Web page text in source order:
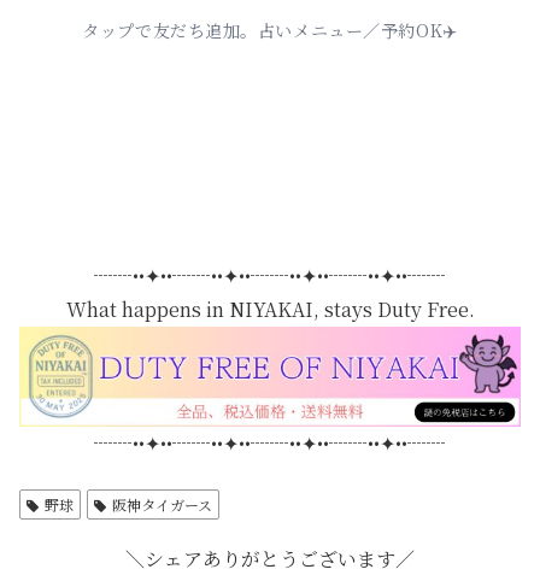
タップで友だち追加。占いメニュー／予約OK✈️
┈┈••✦••┈┈••✦••┈┈••✦••┈┈••✦••┈┈
What happens in NIYAKAI, stays Duty Free.
┈┈••✦••┈┈••✦••┈┈••✦••┈┈••✦••┈┈
野球 阪神タイガース
‪＼シェアありがとうございます‪／‬